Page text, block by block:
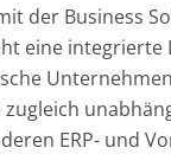
der Business
eine integrierte
zugleich
ERP- und